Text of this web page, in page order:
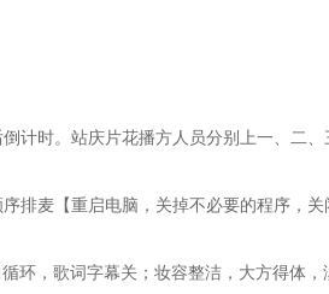
计时。站庆片花播方人员分别上一、二
排麦【重启电脑，关掉不必要的程序，
环，歌词字幕关；妆容整洁，大方得体